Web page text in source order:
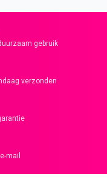
gebruik
verzonden
mail